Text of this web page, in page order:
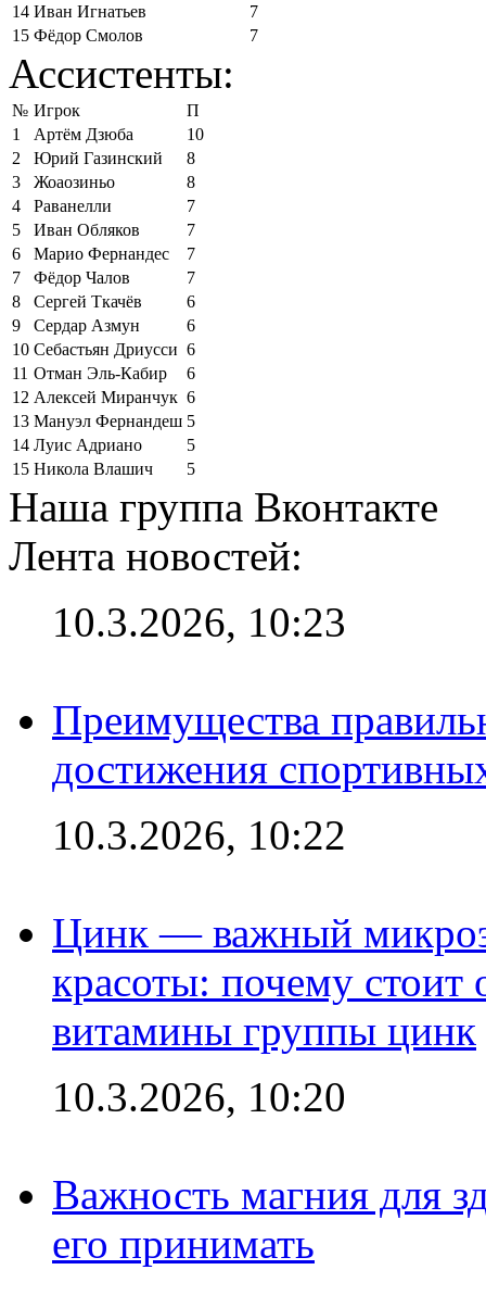
14 Иван Игнатьев
7
15 Фёдор Смолов 7
Ассистенты:
№ Игрок
П
1
Артём Дзюба
10
2
Юрий Газинский
8
3
Жоаозиньо
8
4
Раванелли
7
5
Иван Обляков
7
6
Марио Фернандес
7
7
Фёдор Чалов
7
8
Сергей Ткачёв
6
9
Сердар Азмун
6
10 Себастьян Дриусси 6
11 Отман Эль-Кабир
6
12 Алексей Миранчук 6
13 Мануэл Фернандеш 5
14 Луис Адриано
5
15 Никола Влашич 5
Наша группа Вконтакте
Лента новостей:
10.3.2026, 10:23
Преимущества
достижения
10.3.2026, 10:22
Цинк — важный
красоты: почему стоит
витамины группы цинк
10.3.2026, 10:20
Важность магния для
его принимать